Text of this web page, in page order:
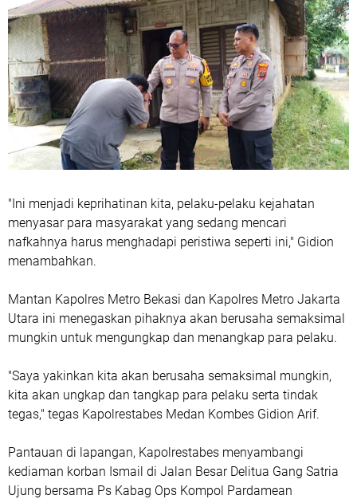
"Ini menjadi keprihatinan kita, pelaku-pelaku kejahatan
menyasar para masyarakat yang sedang mencari
nafkahnya harus menghadapi peristiwa seperti ini," Gidion
menambahkan.
Mantan Kapolres Metro Bekasi dan Kapolres Metro Jakarta
Utara ini menegaskan pihaknya akan berusaha semaksimal
mungkin untuk mengungkap dan menangkap para pelaku.
"Saya yakinkan kita akan berusaha semaksimal mungkin,
kita akan ungkap dan tangkap para pelaku serta tindak
tegas," tegas Kapolrestabes Medan Kombes Gidion Arif.
Pantauan di lapangan, Kapolrestabes menyambangi
kediaman korban Ismail di Jalan Besar Delitua Gang Satria
Ujung bersama Ps Kabag Ops Kompol Pardamean